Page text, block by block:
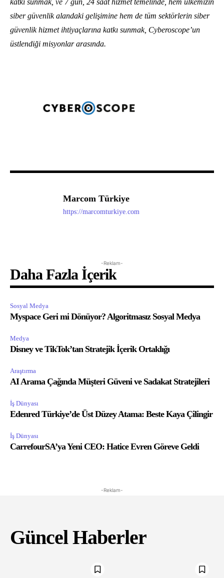
siber güvenlik alandaki gelişimine hem de tüm sektörlerin siber
güvenlik hizmet ihtiyaçlarına katkı sunmak, Cyberoscope’un
üstlendiği misyonlar arasında.
Marcom Türkiye
https://marcomturkiye.com
-Reklam-
Daha Fazla İçerik
Sosyal Medya
Myspace Geri mi Dönüyor? Algoritmasız Sosyal Medya
Medya
Disney ve TikTok’tan Stratejik İçerik Ortaklığı
Araştırma
AI Arama Çağında Müşteri Güveni ve Sadakat Stratejileri
İş Dünyası
Edenred Türkiye’de Üst Düzey Atama: Beste Kaya Çilingir
İş Dünyası
CarrefourSA’ya Yeni CEO: Hatice Evren Göreve Geldi
-Reklam-
Güncel Haberler